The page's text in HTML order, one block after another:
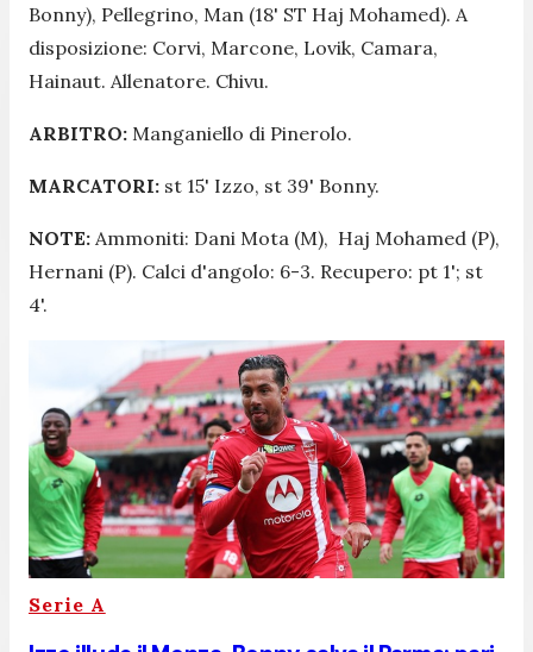
Bonny), Pellegrino, Man (18' ST Haj Mohamed). A
disposizione: Corvi, Marcone, Lovik, Camara,
Hainaut. Allenatore. Chivu.
ARBITRO: Manganiello di Pinerolo.
MARCATORI: st 15' Izzo, st 39' Bonny.
NOTE: Ammoniti: Dani Mota (M), Haj Mohamed (P),
Hernani (P). Calci d'angolo: 6-3. Recupero: pt 1'; st
4'.
Serie A